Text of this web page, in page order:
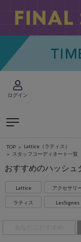
ログイン
TOP
Lattice（ラティス）
スタッフコーディネート一覧
おすすめのハッシュ
Lattice
ラティス
アクセサリ
LesSignes